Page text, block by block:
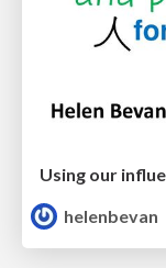
Using our
helenbevan